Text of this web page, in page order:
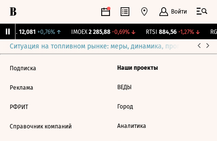
Войти
12,081 +0,76%↑ IMOEX 2 285,88 -0,69%↓ RTSI 884,56 -1,27%↓
Ситуация на топливном рынке: меры, динамика, прогнозы
Подписка
Реклама
РФРИТ
Справочник компаний
Наши проекты
ВЕДЫ
Город
Аналитика